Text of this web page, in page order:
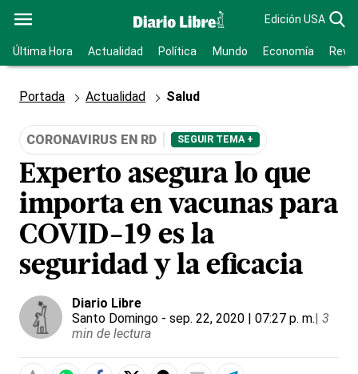
Edición USA
Última Hora Actualidad Política Mundo Economía
Portada Actualidad Salud
CORONAVIRUS EN RD SEGUIR TEMA +
Experto asegura lo que
importa en vacunas para
COVID-19 es la
seguridad y la eficacia
Diario Libre
Santo Domingo - sep. 22, 2020 | 07:27 p. m.| 3
min de lectura